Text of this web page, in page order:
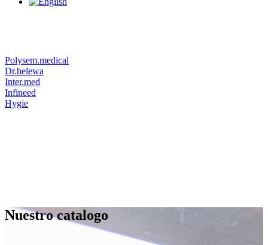
Polysem.medical
Dr.helewa
Inter.med
Infineed
Hygie
Nuestro catalogo